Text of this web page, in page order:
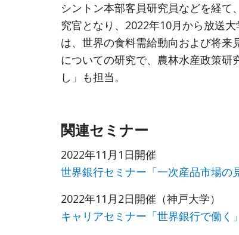
シントン本部客員研究員などを経
究官となり、2022年10月から放送
は、世界の食料需給動向および将来
についての研究で、農林水産政策研
し」も担当。
関連セミナー
2022年11月1日開催
世界銀行セミナー「一次産品市場の
2022年11月2日開催（神戸大学）
キャリアセミナー「世界銀行で働く」